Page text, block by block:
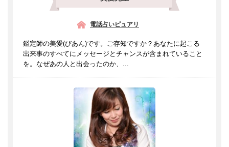
電話占いピュアリ
鑑定師の美愛(びあん)です。ご存知ですか？あなたに起こる
出来事のすべてにメッセージとチャンスが含まれていること
を。なぜあの人と出会ったのか、...